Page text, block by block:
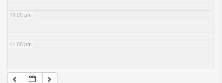
10:00 pm
11:00 pm